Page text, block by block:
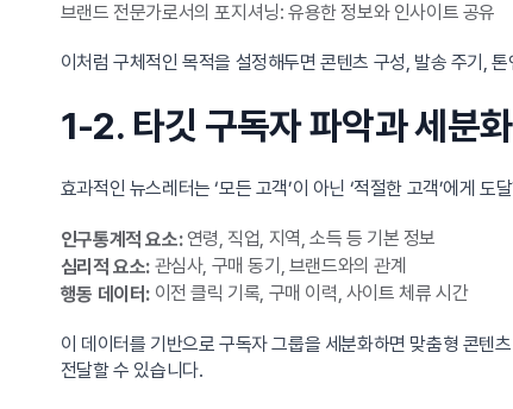
브랜드 전문가로서의 포지셔닝: 유용한 정보와 인사이트 공유
이처럼 구체적인 목적을 설정해두면 콘텐츠 구성, 발송 주기,
1-2. 타깃 구독자 파악과 세분화
효과적인 뉴스레터는 ‘모든 고객’이 아닌 ‘적절한 고객’에게
인구통계적 요소:연령, 직업, 지역, 소득 등 기본 정보
심리적 요소:관심사, 구매 동기, 브랜드와의 관계
행동 데이터:이전 클릭 기록, 구매 이력, 사이트 체류 시간
이 데이터를 기반으로 구독자 그룹을 세분화하면 맞춤형 콘텐
전달할 수 있습니다.